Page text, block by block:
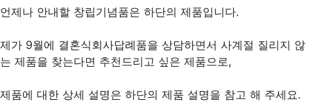
언제나 안내할 창립기념품은 하단의 제품입니다.
제가 9월에 결혼식회사답례품을 상담하면서 사계절 질리지 않
는 제품을 찾는다면 추천드리고 싶은 제품으로,
제품에 대한 상세 설명은 하단의 제품 설명을 참고 해 주세요.